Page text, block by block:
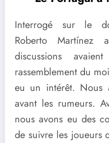
Interrogé sur le
Roberto
discussions
rassemblement du
eu un intérêt. Nous
avant les rumeurs.
nous avons eu des
de suivre les joueurs